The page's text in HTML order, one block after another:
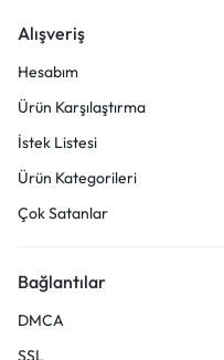
Alışveriş
Hesabım
Ürün Karşılaştırma
İstek Listesi
Ürün Kategorileri
Çok Satanlar
Bağlantılar
DMCA
SSL